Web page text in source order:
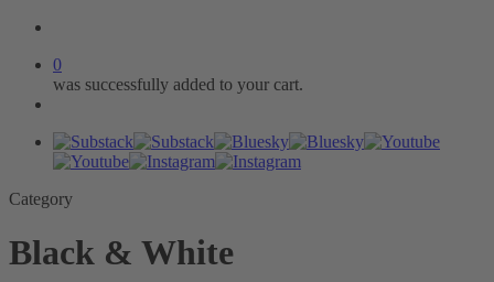
0
was successfully added to your cart.
Substack
Bluesky
Youtube
Instagram
Category
Black & White